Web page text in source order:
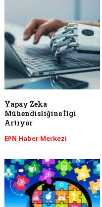
Yapay Zeka
Mühendisliğine İlgi
Artıyor
EPN Haber Merkezi